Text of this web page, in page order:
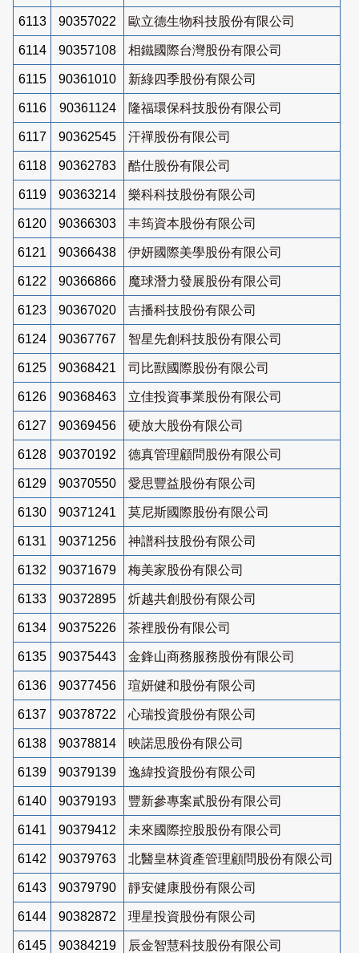
6113 90357022 歐立德生物科技股份有限公司
6114 90357108 相鐵國際台灣股份有限公司
6115 90361010 新綠四季股份有限公司
6116 90361124 隆福環保科技股份有限公司
6117 90362545 汗禪股份有限公司
6118 90362783 酷仕股份有限公司
6119 90363214 樂科科技股份有限公司
6120 90366303 丰筠資本股份有限公司
6121 90366438 伊妍國際美學股份有限公司
6122 90366866 魔球潛力發展股份有限公司
6123 90367020 吉播科技股份有限公司
6124 90367767 智星先創科技股份有限公司
6125 90368421 司比獸國際股份有限公司
6126 90368463 立佳投資事業股份有限公司
6127 90369456 硬放大股份有限公司
6128 90370192 德真管理顧問股份有限公司
6129 90370550 愛思豐益股份有限公司
6130 90371241 莫尼斯國際股份有限公司
6131 90371256 神譜科技股份有限公司
6132 90371679 梅美家股份有限公司
6133 90372895 炘越共創股份有限公司
6134 90375226 茶裡股份有限公司
6135 90375443 金鋒山商務服務股份有限公司
6136 90377456 瑄妍健和股份有限公司
6137 90378722 心瑞投資股份有限公司
6138 90378814 映諾思股份有限公司
6139 90379139 逸緯投資股份有限公司
6140 90379193 豐新參專案貳股份有限公司
6141 90379412 未來國際控股股份有限公司
6142 90379763 北醫皇林資產管理顧問股份有限公司
6143 90379790 靜安健康股份有限公司
6144 90382872 理星投資股份有限公司
6145 90384219 辰金智慧科技股份有限公司